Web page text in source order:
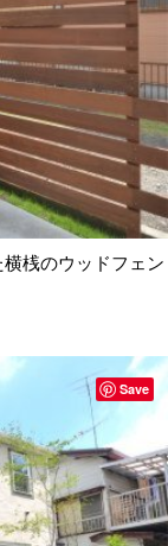
桟のウッドフェン
Save